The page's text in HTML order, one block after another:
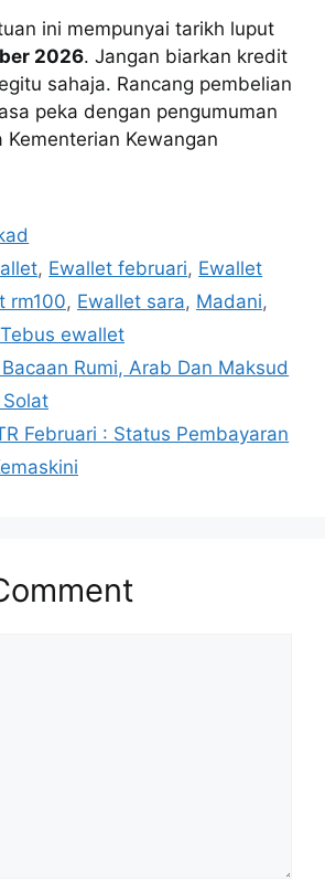
ini mempunyai tarikh luput
2026. Jangan biarkan kredit
sahaja. Rancang pembelian
peka dengan pengumuman
Kewangan
, Ewallet februari, Ewallet
rm100, Ewallet sara, Madani,
Tebus ewallet
Rumi, Arab Dan Maksud
Februari : Status Pembayaran